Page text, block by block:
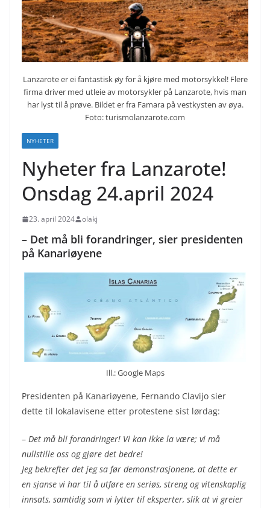
Lanzarote er ei fantastisk øy for å kjøre med motorsykkel! Flere
firma driver med utleie av motorsykler på Lanzarote, hvis man
har lyst til å prøve. Bildet er fra Famara på vestkysten av øya.
Foto: turismolanzarote.com
NYHETER
Nyheter fra Lanzarote!
Onsdag 24.april 2024
23. april 2024 olakj
– Det må bli forandringer, sier presidenten
på Kanariøyene
Ill.: Google Maps
Presidenten på Kanariøyene, Fernando Clavijo sier
dette til lokalavisene etter protestene sist lørdag:
– Det må bli forandringer! Vi kan ikke la være; vi må
nullstille oss og gjøre det bedre!
Jeg bekrefter det jeg sa før demonstrasjonene, at dette er
en sjanse vi har til å utføre en seriøs, streng og vitenskaplig
innsats, samtidig som vi lytter til eksperter, slik at vi greier